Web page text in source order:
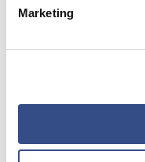
Marketing